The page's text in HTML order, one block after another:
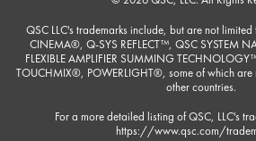
QSC LLC's trademarks include, but are not
CINEMA®, Q-SYS REFLECT™, QSC SYSTEM
FLEXIBLE AMPLIFIER SUMMING
TOUCHMIX®, POWERLIGHT®, some of which
other countries.
For a more detailed listing of QSC, LLC's
https://www.qsc.com/